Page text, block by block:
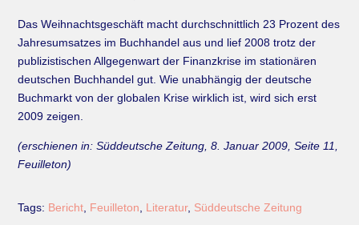
Das Weihnachtsgeschäft macht durchschnittlich 23 Prozent des
Jahresumsatzes im Buchhandel aus und lief 2008 trotz der
publizistischen Allgegenwart der Finanzkrise im stationären
deutschen Buchhandel gut. Wie unabhängig der deutsche
Buchmarkt von der globalen Krise wirklich ist, wird sich erst
2009 zeigen.
(erschienen in: Süddeutsche Zeitung, 8. Januar 2009, Seite 11,
Feuilleton)
Tags: Bericht Feuilleton Literatur, Süddeutsche Zeitung